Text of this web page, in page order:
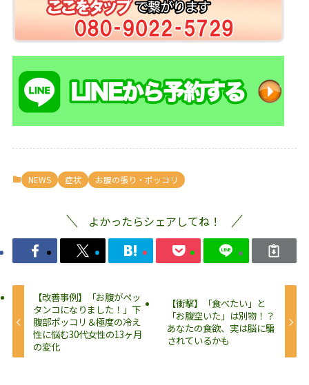
NEWS 症状 お腹の張り・ポッコリ
よかったらシェアしてね！
【改善事例】「お腹がペッ
タンコになりました！」下
腹部ポッコリ＆極度の冷え
性に悩む30代女性の13ヶ月
の変化
【衝撃】「食べたい」と
「お腹空いた」は別物！？
あなたの食欲、実は脳に騙
されているかも